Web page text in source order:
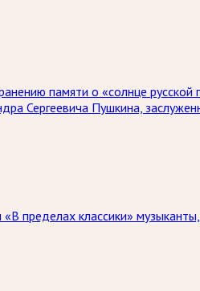
памяти о «солнце
Сергеевича Пушкина,
пределах классики»